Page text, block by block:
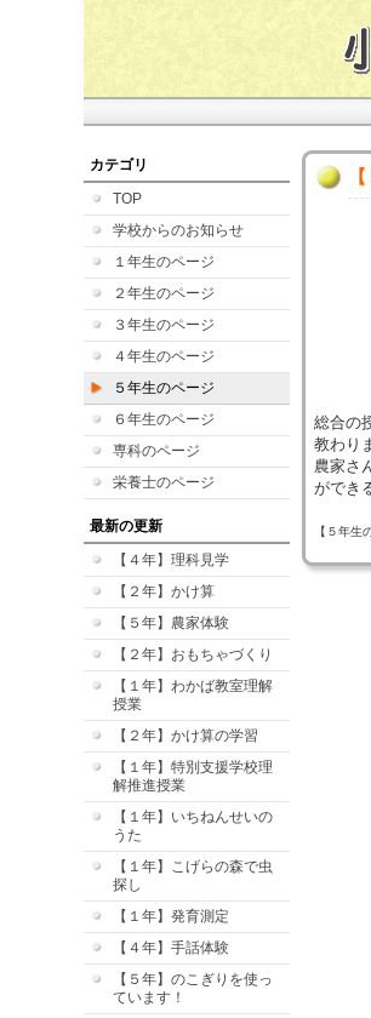
カテゴリ
TOP
学校からのお知らせ
１年生のページ
２年生のページ
３年生のページ
４年生のページ
５年生のページ
６年生のページ
専科のページ
栄養士のページ
最新の更新
【４年】理科見学
【２年】かけ算
【５年】農家体験
【２年】おもちゃづくり
【１年】わかば教室理解
授業
【２年】かけ算の学習
【１年】特別支援学校理
解推進授業
【１年】いちねんせいの
うた
【１年】こげらの森で虫
探し
【１年】発育測定
【４年】手話体験
【５年】のこぎりを使っ
ています！
総合の
教わり
農家さ
ができ
【５年